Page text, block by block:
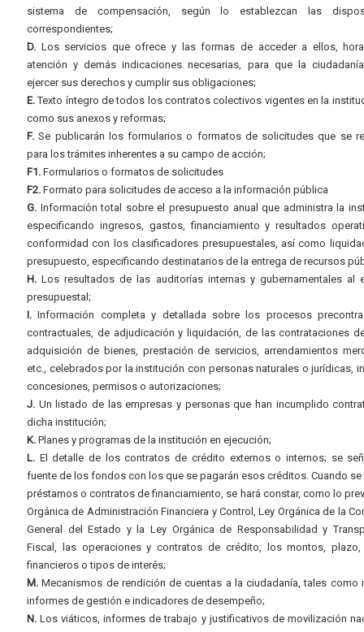
sistema de compensación, según lo establezcan las
correspondientes;
D. Los servicios que ofrece y las formas de acceder a ellos,
atención y demás indicaciones necesarias, para que la
ejercer sus derechos y cumplir sus obligaciones;
E.Texto íntegro de todos los contratos colectivos vigentes en la
como sus anexos y reformas;
F. Se publicarán los formularios o formatos de solicitudes que se
para los trámites inherentes a su campo de acción;
F1. Formularios o formatos de solicitudes
F2. Formato para solicitudes de acceso a la información pública
G. Información total sobre el presupuesto anual que administra la
especificando ingresos, gastos, financiamiento y resultados
conformidad con los clasificadores presupuestales, así como
presupuesto, especificando destinatarios de la entrega de recursos
H. Los resultados de las auditorías internas y gubernamentales al
presupuestal;
I. Información completa y detallada sobre los procesos
contractuales, de adjudicación y liquidación, de las contrataciones
adquisición de bienes, prestación de servicios, arrendamientos
etc., celebrados por la institución con personas naturales o jurídicas,
concesiones, permisos o autorizaciones;
J. Un listado de las empresas y personas que han incumplido
dicha institución;
K. Planes y programas de la institución en ejecución;
L. El detalle de los contratos de crédito externos o internos; se
fuente de los fondos con los que se pagarán esos créditos. Cuando se
préstamos o contratos de financiamiento, se hará constar, como lo
Orgánica de Administración Financiera y Control, Ley Orgánica de la
General del Estado y la Ley Orgánica de Responsabilidad y
Fiscal, las operaciones y contratos de crédito, los montos,
financieros o tipos de interés;
M. Mecanismos de rendición de cuentas a la ciudadanía, tales como
informes de gestión e indicadores de desempeño;
N. Los viáticos, informes de trabajo y justificativos de movilización